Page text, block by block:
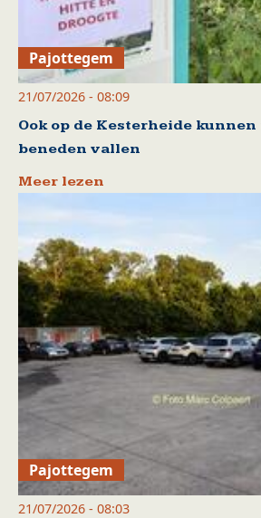
Pajottegem
21/07/2026 - 08:09
Ook op de Kesterheide
beneden vallen
Meer lezen
Pajottegem
21/07/2026 - 08:03